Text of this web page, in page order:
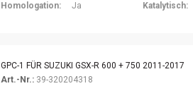
Homologation:
Ja Katalytisch:
GPC-1 FÜR SUZUKI GSX-R 600 + 750 2011-2017
Art.-Nr.: 39-320204318